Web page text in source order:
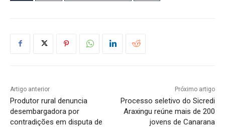
Artigo anterior
Produtor rural denuncia
desembargadora por
contradições em disputa de
Próximo artigo
Processo seletivo do Sicredi
Araxingu reúne mais de 200
jovens de Canarana